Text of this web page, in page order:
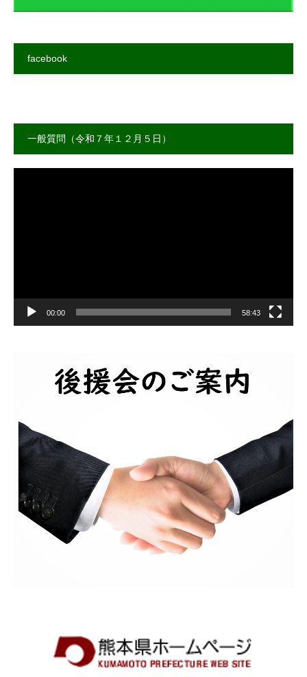
facebook
一般質問（令和７年１２月５日）
00:00 58:43